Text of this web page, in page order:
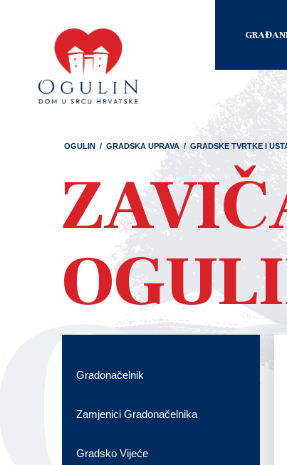
OGULIN / GRADSKA UPRAVA / GRADSKE TVRTKE I
Gradonačelnik
Zamjenici Gradonačelnika
Gradsko Vijeće